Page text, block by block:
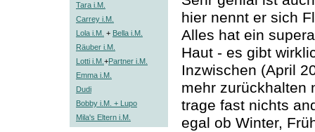
Tara i.M.
Carrey i.M.
Lola i.M. + Bella i.M.
Räuber i.M.
Lotti i.M. +Partner i.M.
Emma i.M.
Dudi
Bobby i.M. + Lupo
Mila's Eltern i.M.
hier nennt er sich
Alles hat ein
Haut - es gibt
Inzwischen (April
mehr zurückhalten
trage fast nichts
egal ob Winter,